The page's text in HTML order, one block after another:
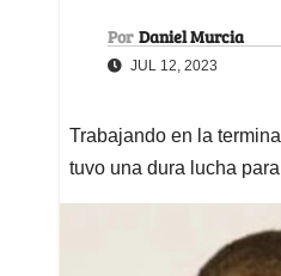
Por Daniel Murcia
JUL 12, 2023
Trabajando en la
tuvo una dura lucha